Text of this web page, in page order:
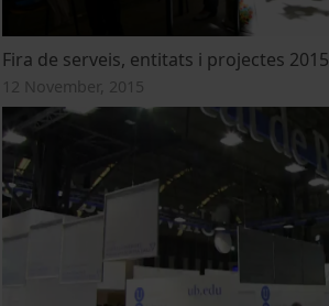
Fira de serveis, entitats i projectes 2015
12 November, 2015